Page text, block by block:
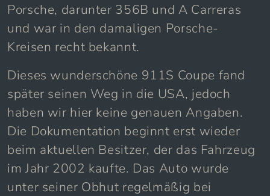
Porsche, darunter 356B und A Carreras
und war in den damaligen Porsche-
Kreisen recht bekannt.
Dieses wunderschöne 911S Coupe fand
später seinen Weg in die USA, jedoch
haben wir hier keine genauen Angaben.
Die Dokumentation beginnt erst wieder
beim aktuellen Besitzer, der das Fahrzeug
im Jahr 2002 kaufte. Das Auto wurde
unter seiner Obhut regelmäßig bei